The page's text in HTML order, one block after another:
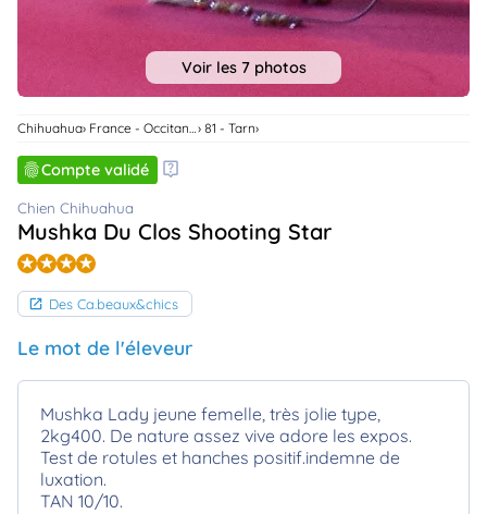
Voir les 7 photos
Chihuahua 81 - Tarn
Compte validé
Chien Chihuahua
Mushka Du Clos Shooting Star
Des Ca.beaux&chics
Le mot de l'éleveur
Mushka Lady jeune femelle, très jolie type,
2kg400. De nature assez vive adore les expos.
Test de rotules et hanches positif.indemne de
luxation.
TAN 10/10.